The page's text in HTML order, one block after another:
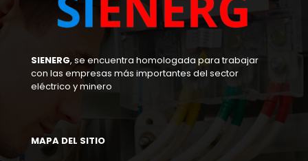
SIENERG, se encuentra homologada para trabajar
con las empresas más importantes del sector
eléctrico y minero
MAPA DEL SITIO